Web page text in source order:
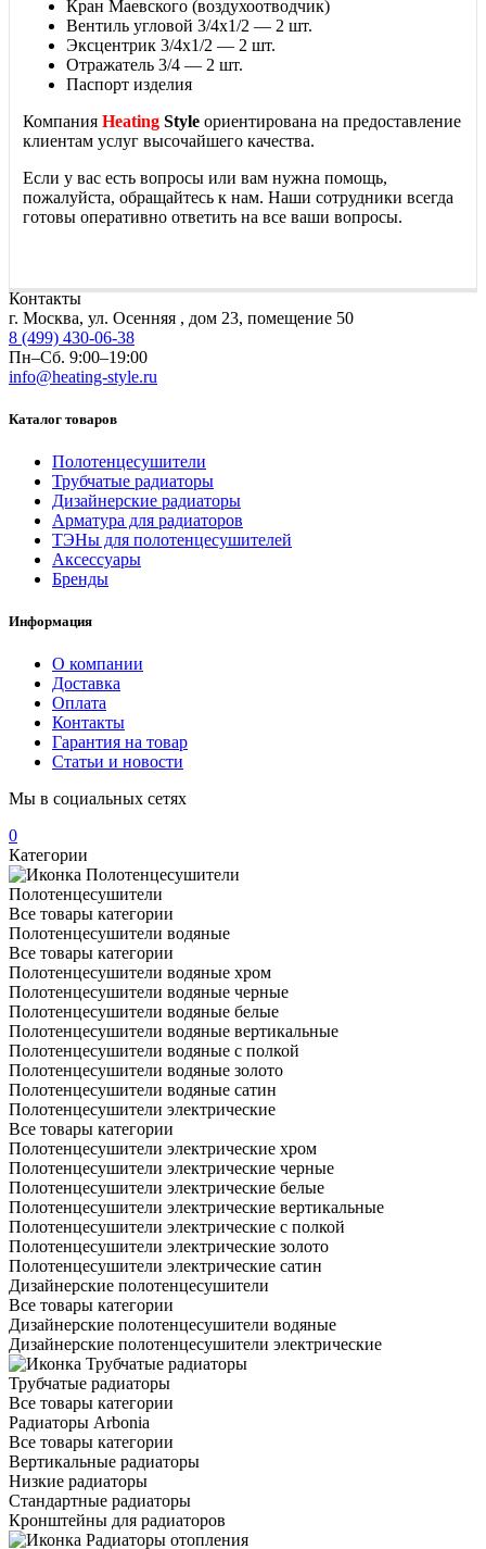
Кран Маевского (воздухоотводчик)
Вентиль угловой 3/4x1/2 — 2 шт.
Эксцентрик 3/4x1/2 — 2 шт.
Отражатель 3/4 — 2 шт.
Паспорт изделия
Компания Heating Style ориентирована на предоставление
клиентам услуг высочайшего качества.
Если у вас есть вопросы или вам нужна помощь,
пожалуйста, обращайтесь к нам. Наши сотрудники всегда
готовы оперативно ответить на все ваши вопросы.
Контакты
г. Москва, ул. Осенняя , дом 23, помещение 50
8 (499) 430-06-38
Пн–Сб. 9:00–19:00
info@heating-style.ru
Каталог товаров
Полотенцесушители
Трубчатые радиаторы
Дизайнерские радиаторы
Арматура для радиаторов
ТЭНы для полотенцесушителей
Аксессуары
Бренды
Информация
О компании
Доставка
Оплата
Контакты
Гарантия на товар
Статьи и новости
Мы в социальных сетях
0
Категории
Полотенцесушители
Все товары категории
Полотенцесушители водяные
Все товары категории
Полотенцесушители водяные хром
Полотенцесушители водяные черные
Полотенцесушители водяные белые
Полотенцесушители водяные вертикальные
Полотенцесушители водяные с полкой
Полотенцесушители водяные золото
Полотенцесушители водяные сатин
Полотенцесушители электрические
Все товары категории
Полотенцесушители электрические хром
Полотенцесушители электрические черные
Полотенцесушители электрические белые
Полотенцесушители электрические вертикальные
Полотенцесушители электрические с полкой
Полотенцесушители электрические золото
Полотенцесушители электрические сатин
Дизайнерские полотенцесушители
Все товары категории
Дизайнерские полотенцесушители водяные
Дизайнерские полотенцесушители электрические
Трубчатые радиаторы
Все товары категории
Радиаторы Arbonia
Все товары категории
Вертикальные радиаторы
Низкие радиаторы
Стандартные радиаторы
Кронштейны для радиаторов